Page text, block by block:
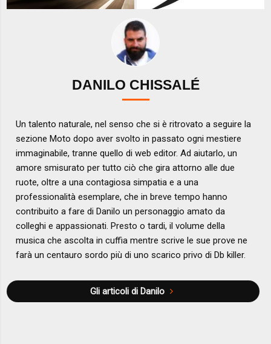
DANILO CHISSALÉ
Un talento naturale, nel senso che si è ritrovato a seguire la
sezione Moto dopo aver svolto in passato ogni mestiere
immaginabile, tranne quello di web editor. Ad aiutarlo, un
amore smisurato per tutto ciò che gira attorno alle due
ruote, oltre a una contagiosa simpatia e a una
professionalità esemplare, che in breve tempo hanno
contribuito a fare di Danilo un personaggio amato da
colleghi e appassionati. Presto o tardi, il volume della
musica che ascolta in cuffia mentre scrive le sue prove ne
farà un centauro sordo più di uno scarico privo di Db killer.
Gli articoli di Danilo